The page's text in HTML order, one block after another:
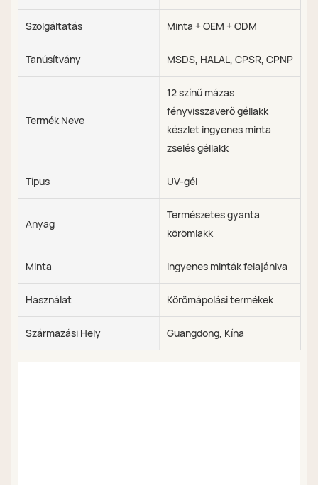
Szolgáltatás Minta + OEM + ODM
Tanúsítvány MSDS, HALAL, CPSR, CPNP
Termék Neve
12 színű mázas
fényvisszaverő géllakk
készlet ingyenes minta
zselés géllakk
Típus UV-gél
Anyag
Természetes gyanta
körömlakk
Minta Ingyenes minták felajánlva
Használat Körömápolási termékek
Származási Hely Guangdong, Kína